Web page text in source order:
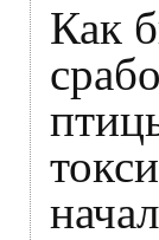
Как